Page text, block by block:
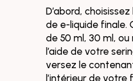
D’abord,
de e-liquide finale.
de 50 ml, 30 ml, ou
l’aide de votre
versez le
l’intérieur de votre